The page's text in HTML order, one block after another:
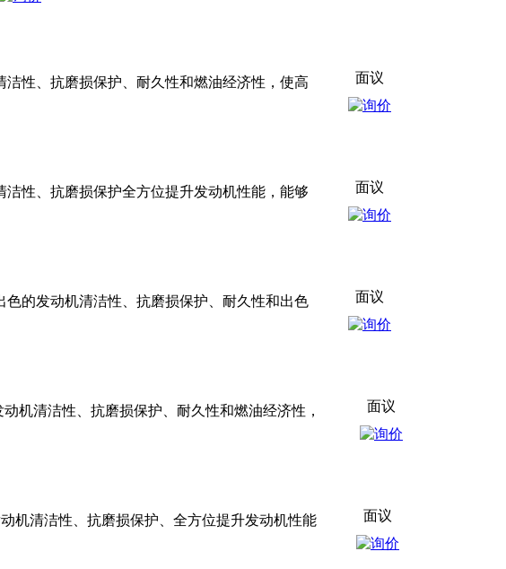
洁性、抗磨损保护、耐久性和燃油经济性，使高
面议
洁性、抗磨损保护全方位提升发动机性能，能够
面议
色的发动机清洁性、抗磨损保护、耐久性和出色
面议
机清洁性、抗磨损保护、耐久性和燃油经济性，
面议
机清洁性、抗磨损保护、全方位提升发动机性能
面议